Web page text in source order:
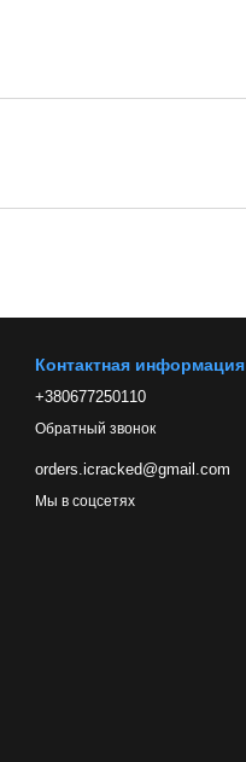
Контактная информация
+380677250110
Обратный звонок
orders.icracked@gmail.com
Мы в соцсетях